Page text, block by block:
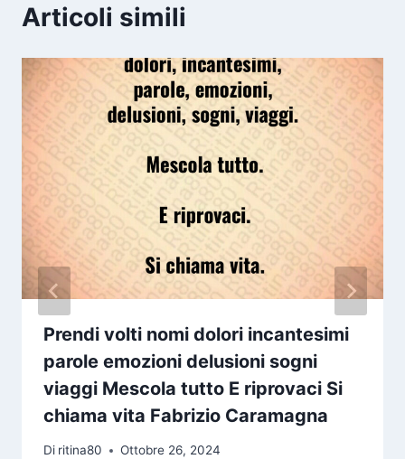
Articoli simili
Prendi volti nomi dolori incantesimi
parole emozioni delusioni sogni
viaggi Mescola tutto E riprovaci Si
chiama vita Fabrizio Caramagna
Di ritina80 Ottobre 26, 2024